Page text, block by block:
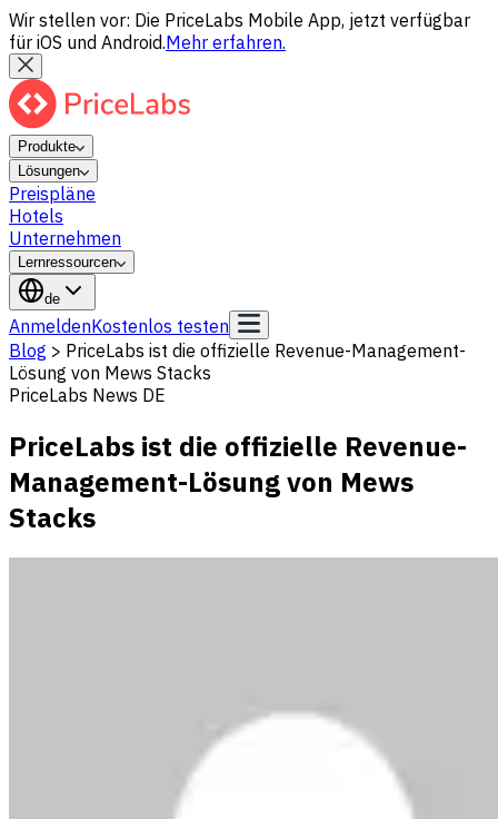
Wir stellen vor: Die PriceLabs Mobile App, jetzt verfügbar
für iOS und Android.Mehr erfahren.
Produkte
Lösungen
Preispläne
Hotels
Unternehmen
Lernressourcen
de
AnmeldenKostenlos testen
Blog > PriceLabs ist die offizielle Revenue-Management-
Lösung von Mews Stacks
PriceLabs News DE
PriceLabs ist die offizielle Revenue-
Management-Lösung von Mews
Stacks